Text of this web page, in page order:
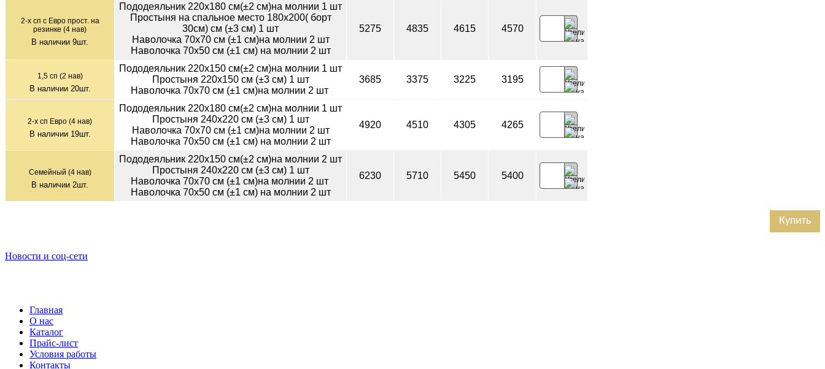
2-х сп с Евро прост. на
резинке (4 нав)
В наличии 9шт.
Пододеяльник 220х180 см(±2 см)на молнии 1 шт
Простыня на спальное место 180х200( борт
30см) см (±3 см) 1 шт
Наволочка 70х70 см (±1 см)на молнии 2 шт
Наволочка 70х50 см (±1 см) на молнии 2 шт
5275 4835 4615 4570
1,5 сп (2 нав)
В наличии 20шт.
Пододеяльник 220х150 см(±2 см)на молнии 1 шт
Простыня 220х150 см (±3 см) 1 шт
Наволочка 70х70 см (±1 см)на молнии 2 шт
3685 3375 3225 3195
2-х сп Евро (4 нав)
В наличии 19шт.
Пододеяльник 220х180 см(±2 см)на молнии 1 шт
Простыня 240х220 см (±3 см) 1 шт
Наволочка 70х70 см (±1 см)на молнии 2 шт
Наволочка 70х50 см (±1 см) на молнии 2 шт
4920 4510 4305 4265
Семейный (4 нав)
В наличии 2шт.
Пододеяльник 220х150 см(±2 см)на молнии 2 шт
Простыня 240х220 см (±3 см) 1 шт
Наволочка 70х70 см (±1 см)на молнии 2 шт
Наволочка 70х50 см (±1 см) на молнии 2 шт
6230 5710 5450 5400
Купить
Новости и соц-сети
Главная
О нас
Каталог
Прайс-лист
Условия работы
Контакты